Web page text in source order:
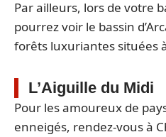
Par ailleurs, lors de votre
pourrez voir le bassin
forêts luxuriantes situées
L’Aiguille du Midi
Pour les amoureux de
enneigés, rendez-vous à